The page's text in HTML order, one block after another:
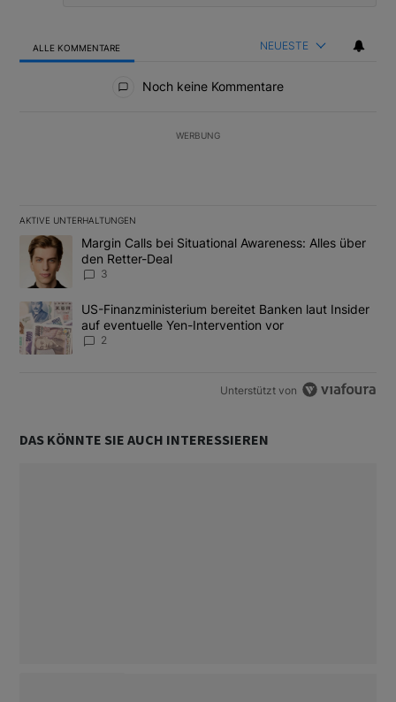
ALLE KOMMENTARE NEUESTE
Noch keine Kommentare
WERBUNG
AKTIVE UNTERHALTUNGEN
Das Folgende ist eine Liste der am meisten kommentierten
Ein Trendartikel mit dem Titel "Margin Calls bei Situational
Margin Calls bei Situational Awareness: Alles über
den Retter-Deal
3
Ein Trendartikel mit dem Titel "US-Finanzministerium bereitet
US-Finanzministerium bereitet Banken laut Insider
auf eventuelle Yen-Intervention vor
2
Unterstützt von
DAS KÖNNTE SIE AUCH INTERESSIEREN